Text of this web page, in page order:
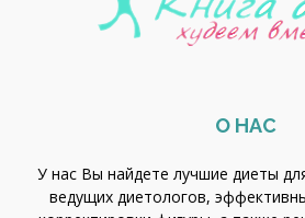
О НАС
У нас Вы найдете лучшие диеты
ведущих диетологов,